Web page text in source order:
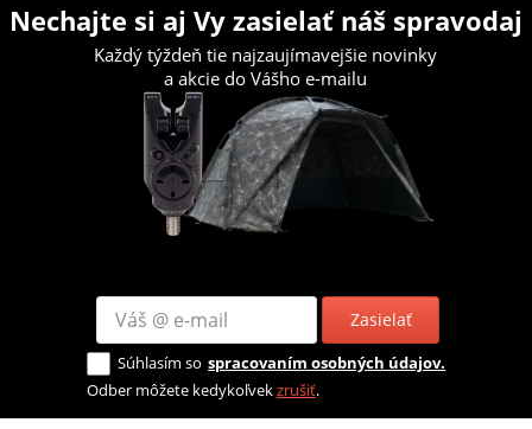
Nechajte si aj Vy zasielať náš spravodaj
Každý týždeň tie najzaujímavejšie novinky
a akcie do Vášho e-mailu
Zasielať
Súhlasím so spracovaním osobných údajov.
Odber môžete kedykoľvekzrušiť.